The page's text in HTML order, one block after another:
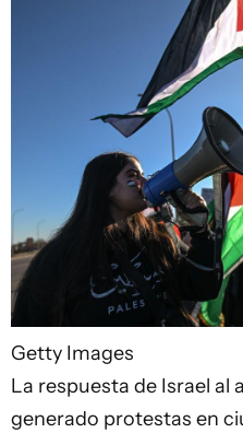
Getty Images
La respuesta de Israel al
generado protestas en